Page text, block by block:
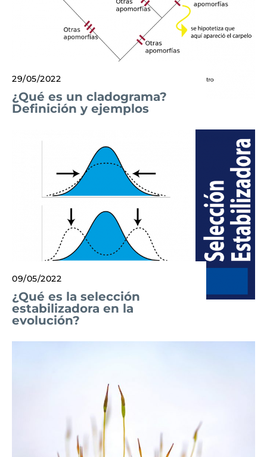
29/05/2022
¿Qué es un cladograma?
Definición y ejemplos
09/05/2022
¿Qué es la selección
estabilizadora en la
evolución?